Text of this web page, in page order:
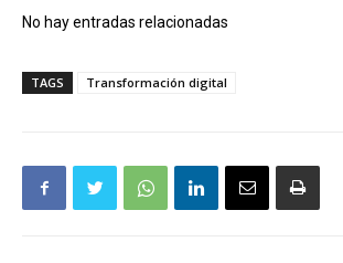
No hay entradas relacionadas
TAGS Transformación digital